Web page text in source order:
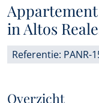
in Altos
Referentie: PANR-
Overzicht